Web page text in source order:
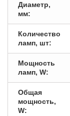
Диаметр,
мм:
Количество
ламп, шт:
Мощность
ламп, W:
Общая
мощность,
W: